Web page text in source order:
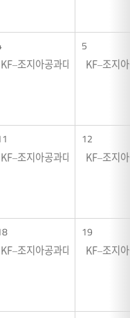
운드>
협력전시 <크로싱 그라운드>
KF–조지아공과대학교 협력전
5
KF–조지
운드>
협력전시 <크로싱 그라운드>
KF–조지아공과대학교 협력전
12
KF–조지
운드>
협력전시 <크로싱 그라운드>
KF–조지아공과대학교 협력전
19
KF–조지